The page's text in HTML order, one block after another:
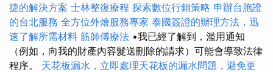
捷的解決方案 士林整復療程 探索數位行銷策略 申辦台胞證
的台北服務 全方位外燴服務專家 泰國簽證的辦理方法，迅
速了解所需材料 筋師傅療法 •我已經了解到，濫用通知
（例如，向我的財產內容髮送刪除的請求）可能會導致法律
程序。 天花板漏水，立即處理天花板的漏水問題，避免更